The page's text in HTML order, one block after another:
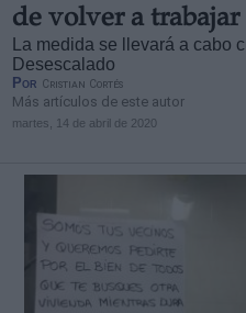
de volver a trabajar
La medida se llevará a cabo
Desescalado
Por Cristian Cortés
Más artículos de este autor
martes, 14 de abril de 2020